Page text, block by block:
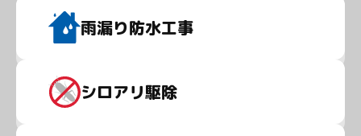
雨漏り防水工事
シロアリ駆除